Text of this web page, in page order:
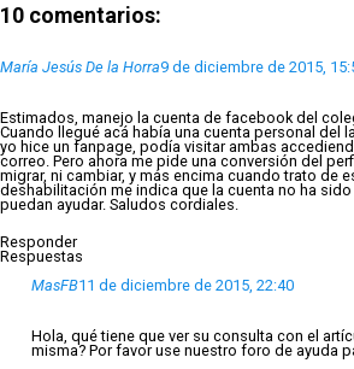
10 comentarios:
María Jesús De la Horra9 de diciembre de 2015,
Estimados, manejo la cuenta de facebook del
Cuando llegué acá había una cuenta personal del
yo hice un fanpage, podía visitar ambas
correo. Pero ahora me pide una conversión del
migrar, ni cambiar, y más encima cuando trato de
deshabilitación me indica que la cuenta no ha
puedan ayudar. Saludos cordiales.
Responder
Respuestas
MasFB11 de diciembre de 2015, 22:40
Hola, qué tiene que ver su consulta con el
misma? Por favor use nuestro foro de ayuda